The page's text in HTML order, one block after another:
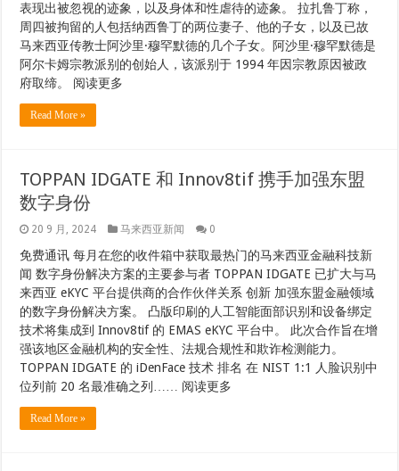
表现出被忽视的迹象，以及身体和性虐待的迹象。 拉扎鲁丁称，
周四被拘留的人包括纳西鲁丁的两位妻子、他的子女，以及已故
马来西亚传教士阿沙里·穆罕默德的几个子女。阿沙里·穆罕默德是
阿尔卡姆宗教派别的创始人，该派别于 1994 年因宗教原因被政
府取缔。 阅读更多
Read More »
TOPPAN IDGATE 和 Innov8tif 携手加强东盟
数字身份
20 9 月, 2024 马来西亚新闻 0
免费通讯 每月在您的收件箱中获取最热门的马来西亚金融科技新
闻 数字身份解决方案的主要参与者 TOPPAN IDGATE 已扩大与马
来西亚 eKYC 平台提供商的合作伙伴关系 创新 加强东盟金融领域
的数字身份解决方案。 凸版印刷的人工智能面部识别和设备绑定
技术将集成到 Innov8tif 的 EMAS eKYC 平台中。 此次合作旨在增
强该地区金融机构的安全性、法规合规性和欺诈检测能力。
TOPPAN IDGATE 的 iDenFace 技术 排名 在 NIST 1:1 人脸识别中
位列前 20 名最准确之列…… 阅读更多
Read More »